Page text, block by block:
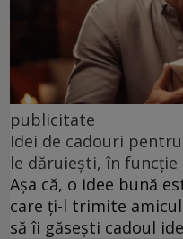
publicitate
Idei de cadouri
le dăruiești, în
Așa că, o idee bună
care ți-l trimite
să îi găsești cadoul